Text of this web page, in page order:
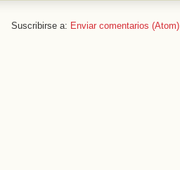
Suscribirse a: Enviar comentarios (Atom)